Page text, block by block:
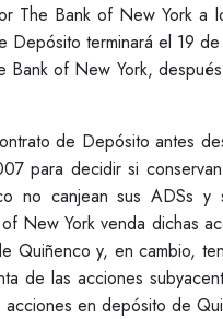
The Bank of New York
Depósito terminará el 19
of New York,
de Depósito antes
para decidir si
no canjean sus ADSs y
New York venda dichas
Quiñenco y, en cambio,
de las acciones
en depósito de